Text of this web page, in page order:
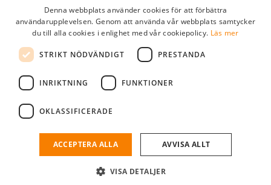
Lösenord
kom ihåg mig
logga in
Kostnadsfri företagsprofil
och söka efter passande kandidater till ditt företag.
Denna webbplats använder cookies för att förbättra
användarupplevelsen. Genom att använda vår webbplats samtycker
du till alla cookies i enlighet med vår cookiepolicy. Läs mer
STRIKT NÖDVÄNDIGT PRESTANDA
INRIKTNING FUNKTIONER
OKLASSIFICERADE
ACCEPTERA ALLA AVVISA ALLT
VISA DETALJER